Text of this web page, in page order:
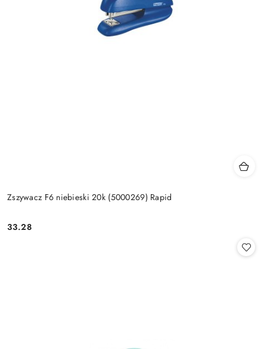
Zszywacz F6 niebieski 20k (5000269) Rapid
Cena:
33.28